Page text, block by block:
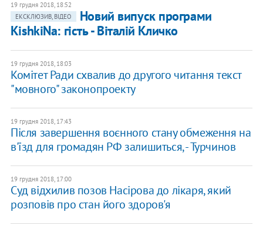
19 грудня 2018, 18:52
ЕКСКЛЮЗИВ, ВІДЕО
Новий випуск програми
KishkiNa: гість - Віталій Кличко
19 грудня 2018, 18:03
Комітет Ради схвалив до другого читання текст
"мовного" законопроекту
19 грудня 2018, 17:43
Після завершення воєнного стану обмеження на
в'їзд для громадян РФ залишиться, - Турчинов
19 грудня 2018, 17:00
Суд відхилив позов Насірова до лікаря, який
розповів про стан його здоров'я